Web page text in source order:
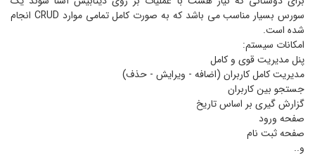
سورس بسیار مناسب می باشد که به صورت کامل تمامی موارد CRUD انجام
شده است.
امکانات سیستم:
پنل مدیریت قوی و کامل
مدیریت کامل کاربران (اضافه - ویرایش - حذف)
جستجو بین کاربران
گزارش گیری بر اساس تاریخ
صفحه ورود
صفحه ثبت نام
و..